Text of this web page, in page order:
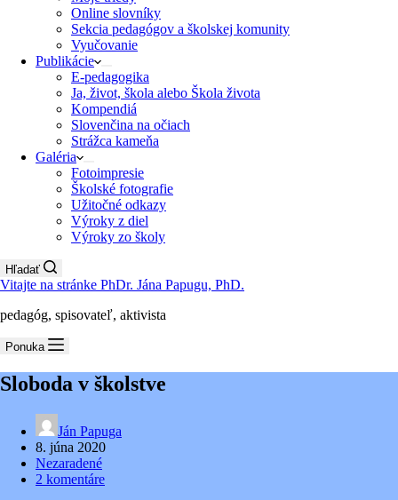
Online slovníky
Sekcia pedagógov a školskej komunity
Vyučovanie
Publikácie
E-pedagogika
Ja, život, škola alebo Škola života
Kompendiá
Slovenčina na očiach
Strážca kameňa
Galéria
Fotoimpresie
Školské fotografie
Užitočné odkazy
Výroky z diel
Výroky zo školy
Hľadať
Vitajte na stránke PhDr. Jána Papugu, PhD.
pedagóg, spisovateľ, aktivista
Ponuka
Sloboda v školstve
Ján Papuga
8. júna 2020
Nezaradené
2 komentáre